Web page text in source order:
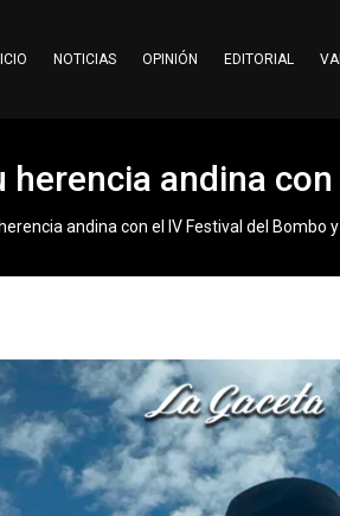
NOTICIAS OPINIÓN EDITORIAL
andina
andina con el IV Festival del Bombo